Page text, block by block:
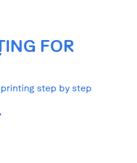
FOR
step by step